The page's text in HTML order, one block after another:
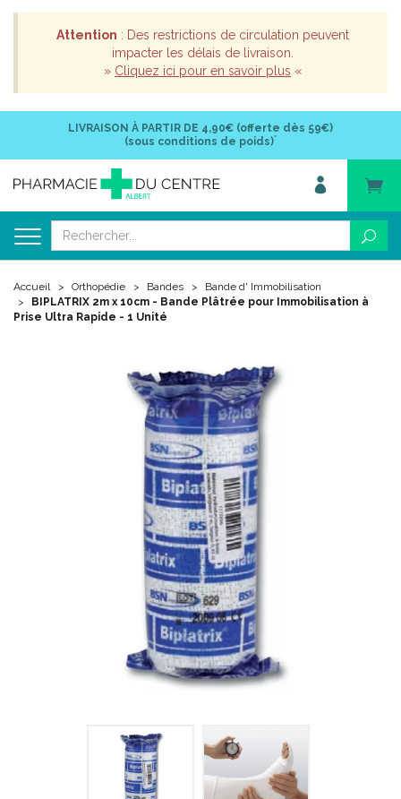
Attention : Des restrictions de circulation peuvent
impacter les délais de livraison.
» Cliquez ici pour en savoir plus «
LIVRAISON À PARTIR DE 4,90€ (offerte dès 59€)
(sous conditions de poids)*
Accueil Orthopédie Bandes
Bande d' Immobilisation
BIPLATRIX 2m x 10cm - Bande Plâtrée pour Immobilisation à
Prise Ultra Rapide - 1 Unité